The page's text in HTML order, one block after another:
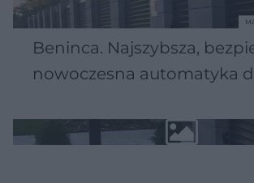
Beninca. Najszybsza,
nowoczesna automatyka